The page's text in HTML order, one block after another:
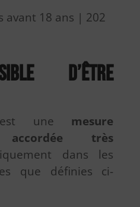
avant 18 ans | 202
d’être
est une mesure
accordée très
dans les
que définies ci-